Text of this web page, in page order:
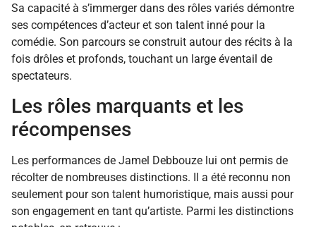
Sa capacité à s’immerger dans des rôles variés démontre
ses compétences d’acteur et son talent inné pour la
comédie. Son parcours se construit autour des récits à la
fois drôles et profonds, touchant un large éventail de
spectateurs.
Les rôles marquants et les
récompenses
Les performances de Jamel Debbouze lui ont permis de
récolter de nombreuses distinctions. Il a été reconnu non
seulement pour son talent humoristique, mais aussi pour
son engagement en tant qu’artiste. Parmi les distinctions